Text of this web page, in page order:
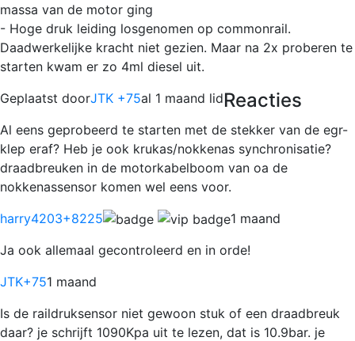
massa van de motor ging
- Hoge druk leiding losgenomen op commonrail.
Daadwerkelijke kracht niet gezien. Maar na 2x proberen te
starten kwam er zo 4ml diesel uit.
Geplaatst doorJTK +75al 1 maand lidReacties
Al eens geprobeerd te starten met de stekker van de egr-
klep eraf? Heb je ook krukas/nokkenas synchronisatie?
draadbreuken in de motorkabelboom van oa de
nokkenassensor komen wel eens voor.
harry4203+8225
1 maand
Ja ook allemaal gecontroleerd en in orde!
JTK+751 maand
Is de raildruksensor niet gewoon stuk of een draadbreuk
daar? je schrijft 1090Kpa uit te lezen, dat is 10.9bar. je